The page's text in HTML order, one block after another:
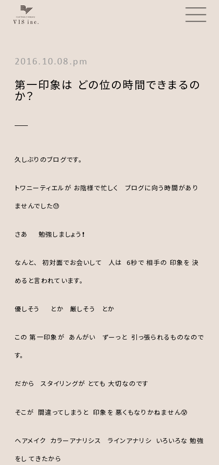
2016.10.08.pm
第一印象は どの位の時間できまるの
か？
久しぶりのブログです。
トワニーティエルが お陰様で忙しく ブログに向う時間があり
ませんでした😓
さあ 勉強しましょう❗️
なんと、 初対面でお会いして 人は 6秒で 相手の 印象を 決
めると言われています。
優しそう とか 厳しそう とか
この 第一印象が あんがい ずーっと 引っ張られるものなので
す。
だから スタイリングが とても 大切なのです
そこが 間違ってしまうと 印象を 悪くもなりかねません😰
ヘアメイク カラーアナリシス ラインアナリシ いろいろな 勉強
をし てきたから